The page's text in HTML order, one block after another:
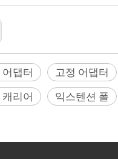
댑터 고정 어댑터
리어
익스텐션 폴